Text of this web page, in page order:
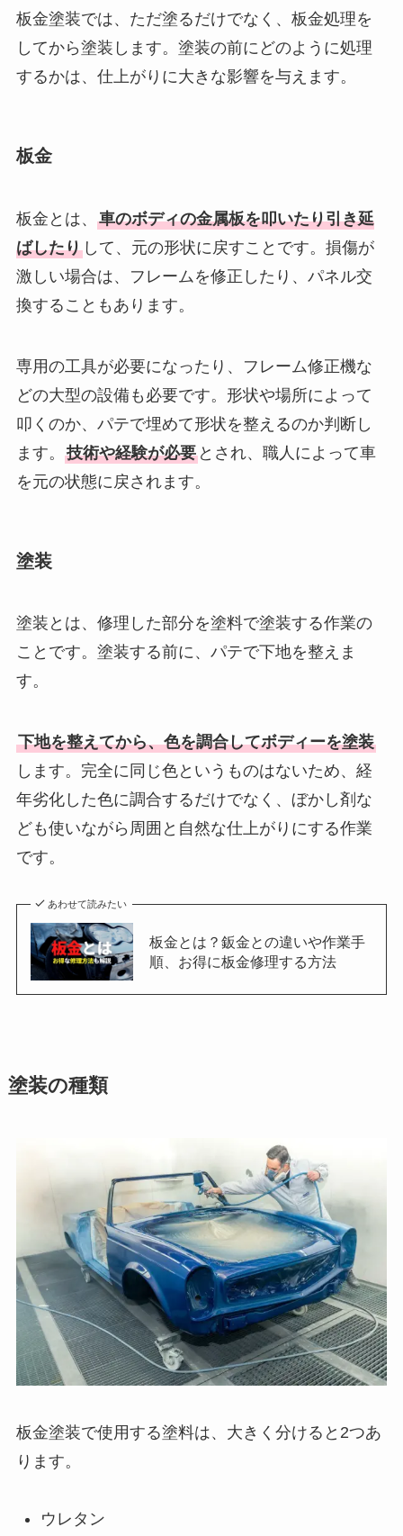
板金塗装では、ただ塗るだけでなく、板金処理を
してから塗装します。塗装の前にどのように処理
するかは、仕上がりに大きな影響を与えます。
板金
板金とは、 車のボディの金属板を叩いたり引き延
ばしたりして、元の形状に戻すことです。損傷が
激しい場合は、フレームを修正したり、パネル交
換することもあります。
専用の工具が必要になったり、フレーム修正機な
どの大型の設備も必要です。形状や場所によって
叩くのか、パテで埋めて形状を整えるのか判断し
ます。 技術や経験が必要とされ、職人によって車
を元の状態に戻されます。
塗装
塗装とは、修理した部分を塗料で塗装する作業の
ことです。塗装する前に、パテで下地を整えま
す。
下地を整えてから、色を調合してボディーを塗装
します。完全に同じ色というものはないため、経
年劣化した色に調合するだけでなく、ぼかし剤な
ども使いながら周囲と自然な仕上がりにする作業
です。
あわせて読みたい
板金とは？鈑金との違いや作業手
順、お得に板金修理する方法
塗装の種類
板金塗装で使用する塗料は、大きく分けると2つあ
ります。
ウレタン